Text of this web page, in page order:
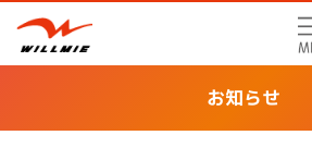
お知らせ